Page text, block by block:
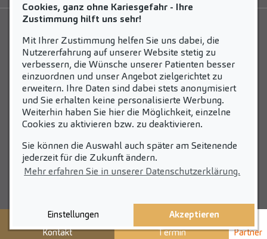
LEISTUNGEN
Unsere Leistungen
NEWS
News-Beiträge
KARRIERE
Lust auf Karriere?
Stellenangebote
Fakten
Ihre Vorteile
der Praxis
Initiativbewerbung
STANDORTE
Unsere Standorte
Termin
Kontakt Partner
Cookies, ganz ohne Kariesgefahr - Ihre
Zustimmung hilft uns sehr!
Mit Ihrer Zustimmung helfen Sie uns dabei, die
Nutzererfahrung auf unserer Website stetig zu
verbessern, die Wünsche unserer Patienten besser
einzuordnen und unser Angebot zielgerichtet zu
erweitern. Ihre Daten sind dabei stets anonymisiert
und Sie erhalten keine personalisierte Werbung.
Weiterhin haben Sie hier die Möglichkeit, einzelne
Cookies zu aktivieren bzw. zu deaktivieren.
Sie können die Auswahl auch später am Seitenende
jederzeit für die Zukunft ändern.
Mehr erfahren Sie in unserer Datenschutzerklärung.
Akzeptieren
Einstellungen